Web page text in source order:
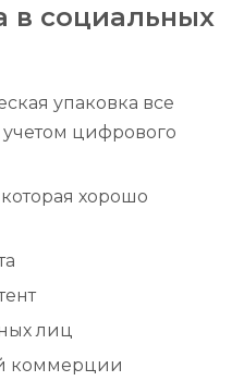
в социальных
упаковка все
учетом цифрового
хорошо
лиц
коммерции